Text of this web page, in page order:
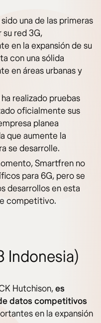
una de las primeras
red 3G,
en la expansión de su
con una sólida
en áreas urbanas y
realizado pruebas
oficialmente sus
planea
que aumente la
se desarrolle.
Smartfren no
para 6G, pero se
desarrollos en esta
competitivo.
Indonesia)
Hutchison,es
datos competitivos
en la expansión